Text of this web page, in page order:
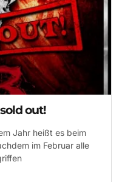
out!
Jahr heißt es beim
im Februar alle